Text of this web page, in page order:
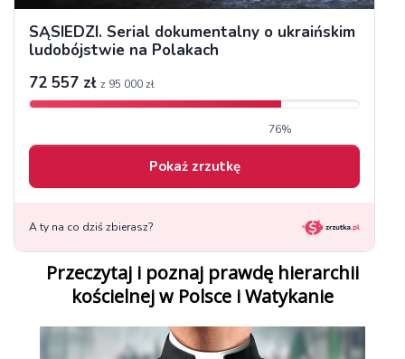
Przeczytaj i poznaj prawdę hierarchii
kościelnej w Polsce i Watykanie